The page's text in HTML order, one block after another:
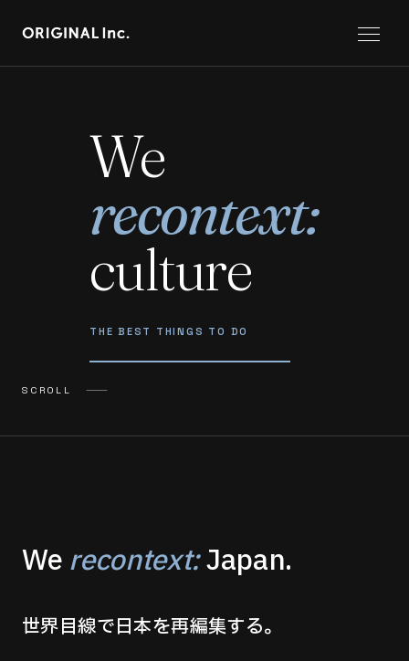
We
recontext:
culture
THE BEST THINGS TO DO
SCROLL
We recontext:Japan.
世界目線で日本を再編集する。